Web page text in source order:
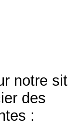
notre
des
: